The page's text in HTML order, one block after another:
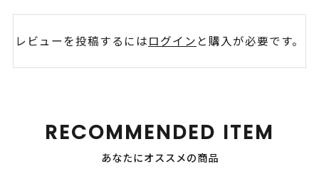
レビューを投稿するにはログイン と購入が必要です。
RECOMMENDED ITEM
あなたにオススメの商品